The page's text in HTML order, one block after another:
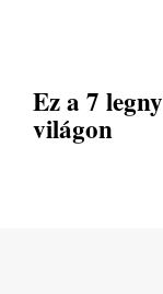
Ez a 7
világon